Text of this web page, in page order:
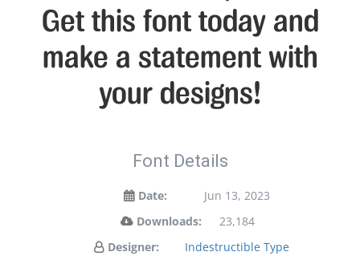
Get this font today and
make a statement with
your designs!
Font Details
Date:
Jun 13, 2023
Downloads:
23,184
Designer:
Indestructible Type